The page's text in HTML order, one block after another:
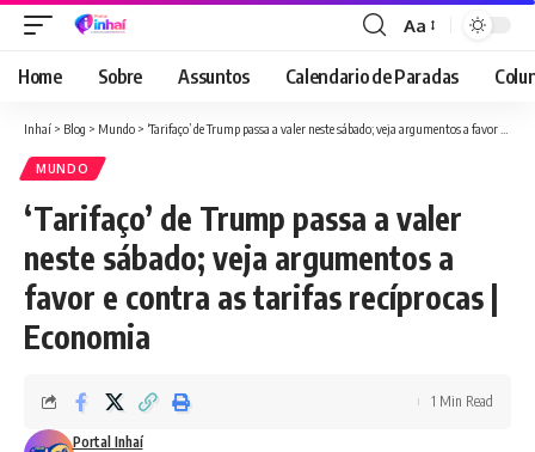
Font
Resizer
Aa
Home Sobre Assuntos Calendario de Paradas
Inhaí > Blog > Mundo > ‘Tarifaço’ de Trump passa a valer neste sábado; veja argumentos a favor e contra as tarifas recíprocas | Economia
MUNDO
‘Tarifaço’ de Trump passa a valer
neste sábado; veja argumentos a
favor e contra as tarifas recíprocas |
Economia
Portal Inhaí
1 Min Read